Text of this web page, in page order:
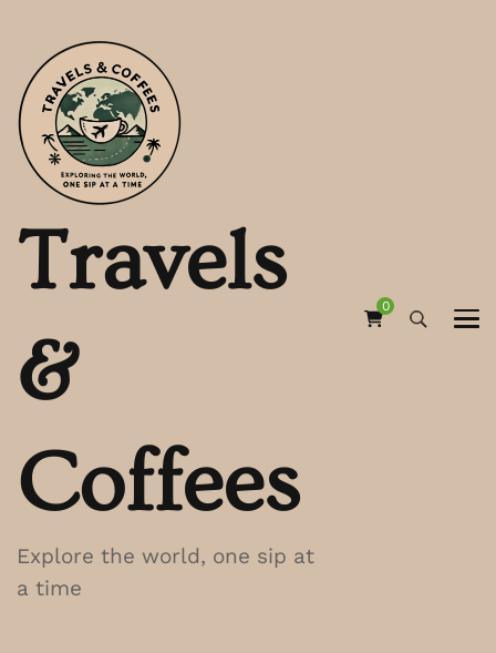
Travels
&
Coffees
Explore the world, one sip at
a time
0